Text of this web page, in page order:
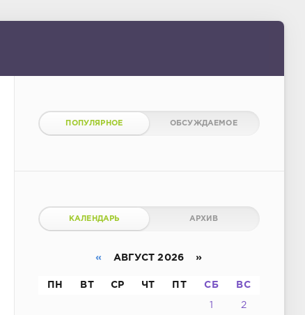
ПОПУЛЯРНОЕ ОБСУЖДАЕМОЕ
КАЛЕНДАРЬ АРХИВ
« АВГУСТ 2026 »
ПН ВТ СР ЧТ ПТ СБ ВС
1 2